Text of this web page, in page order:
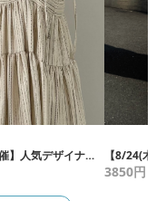
【9/5(火)開催】人気デザイナーが伝える、ティアードキャミワンピース制作
3850円